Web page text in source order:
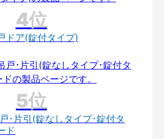
ドア(錠付タイプ)
･片引(錠なしタイプ･錠付タ
ド